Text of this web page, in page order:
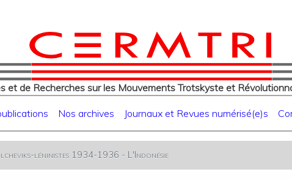
contenu
principal
et de Recherches sur les Mouvements Trotskyste et
Nos archives Journaux et Revues numérisé(e)s
léninistes 1934-1936 - L'Indonésie